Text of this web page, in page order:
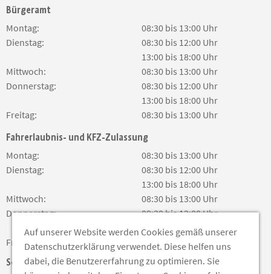
Soziale Medien
Bürgeramt
Montag:
08:30 bis 13:00 Uhr
Dienstag:
08:30 bis 12:00 Uhr
13:00 bis 18:00 Uhr
Mittwoch:
08:30 bis 13:00 Uhr
Donnerstag:
08:30 bis 12:00 Uhr
13:00 bis 18:00 Uhr
Freitag:
08:30 bis 13:00 Uhr
Fahrerlaubnis- und KFZ-Zulassung
Montag:
08:30 bis 13:00 Uhr
Dienstag:
08:30 bis 12:00 Uhr
13:00 bis 18:00 Uhr
Mittwoch:
08:30 bis 13:00 Uhr
Donnerstag:
08:30 bis 12:00 Uhr
13:00 bis 18:00 Uhr
Freitag:
08:30 bis 13:00 Uhr
Auf unserer Website werden Cookies gemäß unserer
Datenschutzerklärung verwendet. Diese helfen uns
dabei, die Benutzererfahrung zu optimieren. Sie